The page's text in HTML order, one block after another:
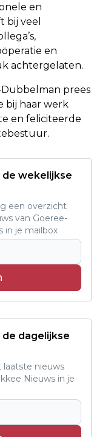
en
bij veel
en
achtergelaten.
prees
bij haar werk
en feliciteerde
de wekelijkse
een overzicht
van Goeree-
in je mailbox
de dagelijkse
laatste nieuws
Nieuws in je